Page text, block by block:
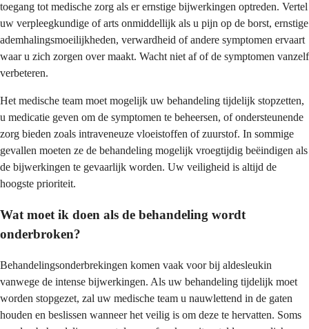
toegang tot medische zorg als er ernstige bijwerkingen optreden. Vertel
uw verpleegkundige of arts onmiddellijk als u pijn op de borst, ernstige
ademhalingsmoeilijkheden, verwardheid of andere symptomen ervaart
waar u zich zorgen over maakt. Wacht niet af of de symptomen vanzelf
verbeteren.
Het medische team moet mogelijk uw behandeling tijdelijk stopzetten,
u medicatie geven om de symptomen te beheersen, of ondersteunende
zorg bieden zoals intraveneuze vloeistoffen of zuurstof. In sommige
gevallen moeten ze de behandeling mogelijk vroegtijdig beëindigen als
de bijwerkingen te gevaarlijk worden. Uw veiligheid is altijd de
hoogste prioriteit.
Wat moet ik doen als de behandeling wordt
onderbroken?
Behandelingsonderbrekingen komen vaak voor bij aldesleukin
vanwege de intense bijwerkingen. Als uw behandeling tijdelijk moet
worden stopgezet, zal uw medische team u nauwlettend in de gaten
houden en beslissen wanneer het veilig is om deze te hervatten. Soms